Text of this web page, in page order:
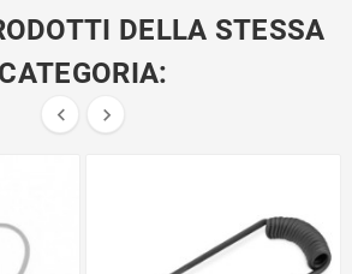
DELLA STESSA
CATEGORIA:
 